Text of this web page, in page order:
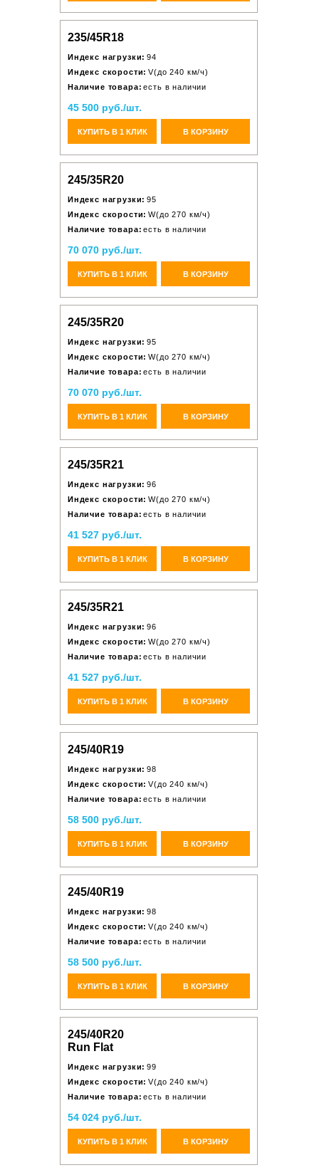
235/45R18
Индекс нагрузки: 94
Индекс скорости: V(до 240 км/ч)
Наличие товара: есть в наличии
45 500 руб./шт.
КУПИТЬ В 1 КЛИК В КОРЗИНУ
245/35R20
Индекс нагрузки: 95
Индекс скорости: W(до 270 км/ч)
Наличие товара: есть в наличии
70 070 руб./шт.
КУПИТЬ В 1 КЛИК В КОРЗИНУ
245/35R20
Индекс нагрузки: 95
Индекс скорости: W(до 270 км/ч)
Наличие товара: есть в наличии
70 070 руб./шт.
КУПИТЬ В 1 КЛИК В КОРЗИНУ
245/35R21
Индекс нагрузки: 96
Индекс скорости: W(до 270 км/ч)
Наличие товара: есть в наличии
41 527 руб./шт.
КУПИТЬ В 1 КЛИК В КОРЗИНУ
245/35R21
Индекс нагрузки: 96
Индекс скорости: W(до 270 км/ч)
Наличие товара: есть в наличии
41 527 руб./шт.
КУПИТЬ В 1 КЛИК В КОРЗИНУ
245/40R19
Индекс нагрузки: 98
Индекс скорости: V(до 240 км/ч)
Наличие товара: есть в наличии
58 500 руб./шт.
КУПИТЬ В 1 КЛИК В КОРЗИНУ
245/40R19
Индекс нагрузки: 98
Индекс скорости: V(до 240 км/ч)
Наличие товара: есть в наличии
58 500 руб./шт.
КУПИТЬ В 1 КЛИК В КОРЗИНУ
245/40R20
Run Flat
Индекс нагрузки: 99
Индекс скорости: V(до 240 км/ч)
Наличие товара: есть в наличии
54 024 руб./шт.
КУПИТЬ В 1 КЛИК В КОРЗИНУ